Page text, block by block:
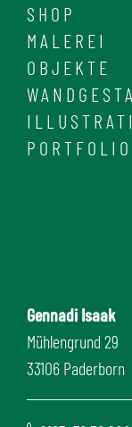
SHOP
MALEREI
OBJEKTE
PORTFOLIO
Gennadi Isaak
Mühlengrund 29
33106 Paderborn